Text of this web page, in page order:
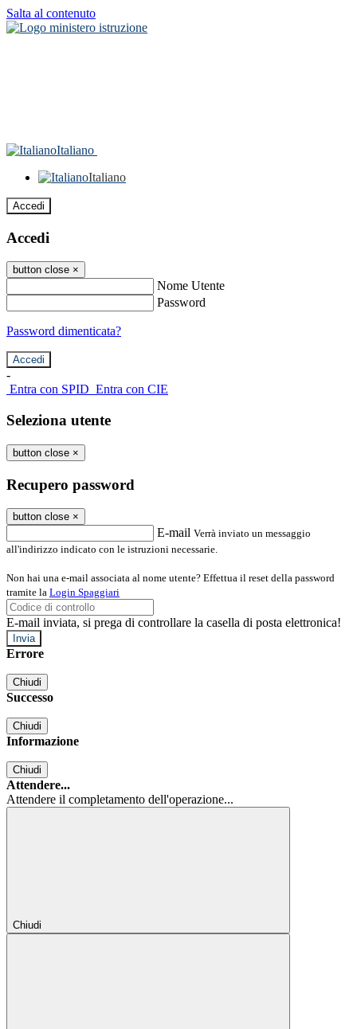
Salta al contenuto
Italiano
Italiano
Accedi
Accedi
button close ×
Nome Utente
Password
Password dimenticata?
-
Entra con SPID Entra con CIE
Seleziona utente
button close ×
Recupero password
button close ×
E-mail Verrà inviato un messaggio
all'indirizzo indicato con le istruzioni necessarie.
Non hai una e-mail associata al nome utente? Effettua il reset della password
tramite la Login Spaggiari
E-mail inviata, si prega di controllare la casella di posta elettronica!
Errore
Chiudi
Successo
Chiudi
Informazione
Chiudi
Attendere...
Attendere il completamento dell'operazione...
Chiudi